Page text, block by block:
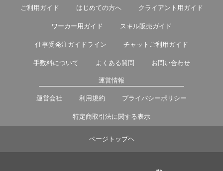
ご利用ガイド はじめての方へ クライアント用ガイド
ワーカー用ガイド スキル販売ガイド
仕事受発注ガイドライン チャットご利用ガイド
手数料について よくある質問 お問い合わせ
運営情報
運営会社 利用規約 プライバシーポリシー
特定商取引法に関する表示
ページトップヘ